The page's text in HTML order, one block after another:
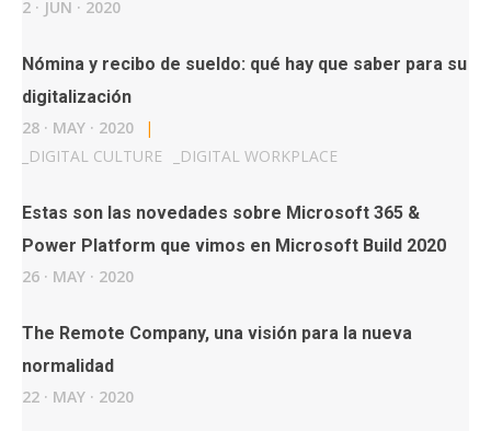
2 · JUN · 2020
Nómina y recibo de sueldo: qué hay que saber para su
digitalización
28 · MAY · 2020
|
DIGITAL CULTURE DIGITAL WORKPLACE
Estas son las novedades sobre Microsoft 365 &
Power Platform que vimos en Microsoft Build 2020
26 · MAY · 2020
The Remote Company, una visión para la nueva
normalidad
22 · MAY · 2020